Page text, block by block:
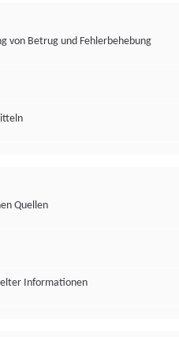
von Betrug und Fehlerbehebung
Quellen
Informationen